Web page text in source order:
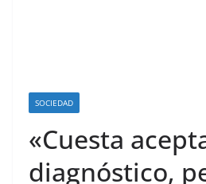
SOCIEDAD
«Cuesta
diagnóstico,